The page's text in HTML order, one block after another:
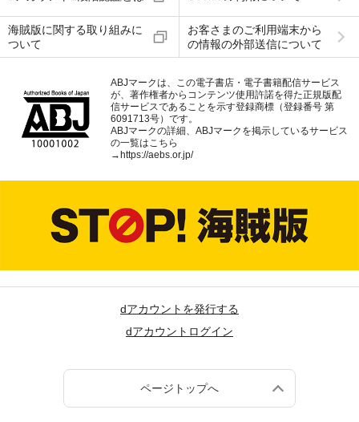
海賊版に関する取り組みに
ついて
お客さまのご利用端末から
の情報の外部送信について
ABJマークは、この電子書店・電子書籍配信サービス
が、著作権者からコンテンツ使用許諾を得た正規版配
信サービスであることを示す登録商標（登録番号 第
6091713号）です。
ABJマークの詳細、ABJマークを掲示しているサービス
の一覧はこちら
→ https://aebs.or.jp/
dアカウントを発行する
dアカウントログイン
ページトップへ